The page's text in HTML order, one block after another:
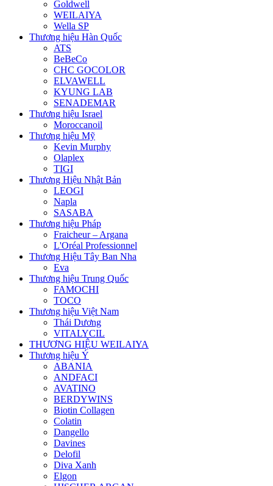
Goldwell
WEILAIYA
Wella SP
Thương hiệu Hàn Quốc
ATS
BeBeCo
CHC GOCOLOR
ELVAWELL
KYUNG LAB
SENADEMAR
Thương hiệu Israel
Moroccanoil
Thương hiệu Mỹ
Kevin Murphy
Olaplex
TIGI
Thương Hiệu Nhật Bản
LEOGI
Napla
SASABA
Thương hiệu Pháp
Fraicheur – Argana
L'Oréal Professionnel
Thương Hiệu Tây Ban Nha
Eva
Thương hiệu Trung Quốc
FAMOCHI
TOCO
Thương hiệu Việt Nam
Thái Dương
VITALYCIL
THƯƠNG HIỆU WEILAIYA
Thương hiệu Ý
ABANIA
ANDFACI
AVATINO
BERDYWINS
Biotin Collagen
Colatin
Dangello
Davines
Delofil
Diva Xanh
Elgon